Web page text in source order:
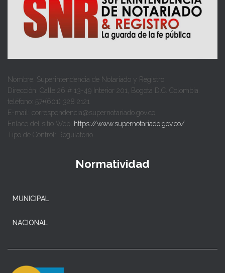
Nombre: Superintendencia de Notariado y Registro
Dirección: Calle 26 # 13-49 Interior 201, Bogotá D.C. Colombia.
teléfono: 57+(601) 328 2121
E-mail: correspondencia@supernotariado.gov.co
Enlace del sitio Web: https://www.supernotariado.gov.co/
Tipo de Control: Regulatorio
Normatividad
MUNICIPAL
NACIONAL